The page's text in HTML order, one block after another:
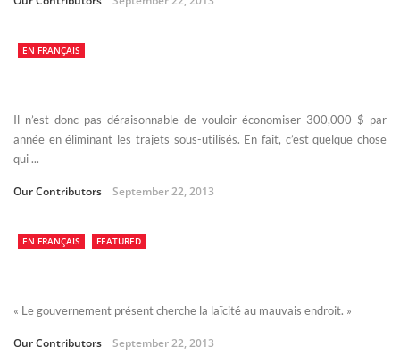
EN FRANÇAIS
Il n’est donc pas déraisonnable de vouloir économiser 300,000 $ par
année en éliminant les trajets sous-utilisés. En fait, c’est quelque chose
qui ...
Our Contributors September 22, 2013
EN FRANÇAIS FEATURED
« Le gouvernement présent cherche la laïcité au mauvais endroit. »
Our Contributors September 22, 2013